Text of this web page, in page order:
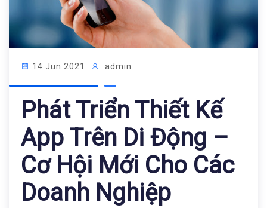
14 Jun 2021 admin
Phát Triển Thiết Kế
App Trên Di Động –
Cơ Hội Mới Cho Các
Doanh Nghiệp